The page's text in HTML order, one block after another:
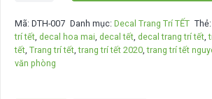
mặt
trang
trí
Mã: DTH-007 Danh mục:Decal Trang Trí TẾT
trí tết decal hoa mai decal tết decal trang trí tết ,
tết Trang trí tết ,trang trí tết 2020 ,trang trí tết
văn phòng